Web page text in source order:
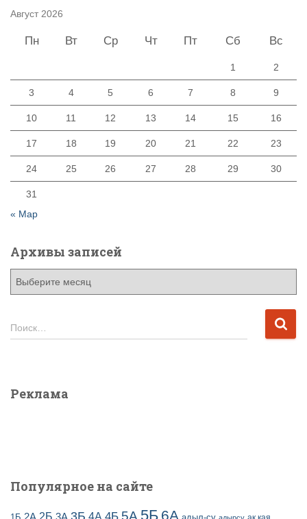
Август 2026
Пн Вт Ср Чт Пт Сб Вс
1 2
3 4 5 6 7 8 9
10 11 12 13 14 15 16
17 18 19 20 21 22 23
24 25 26 27 28 29 30
31
« Мар
Архивы записей
в
п
Н
а
:
Поиск…
Реклама
Популярное на сайте
5Б 6А